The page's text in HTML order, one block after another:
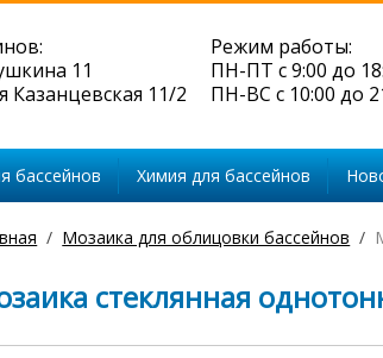
Режим работы:
ПН-ПТ с 9:00 до
ПН-ВС с 10:00 до
11
Казанцевская 11/2
бассейнов Химия для бассейнов
Мозаика для облицовки бассейнов
стеклянная